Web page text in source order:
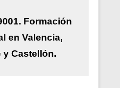
Formación
en Valencia,
y Castellón.